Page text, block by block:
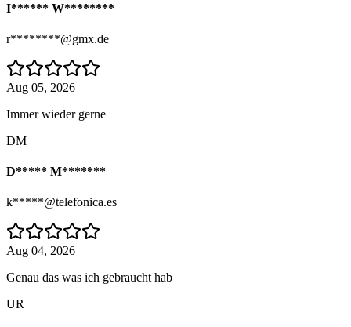
I****** W********
r********@gmx.de
Aug 05, 2026
Immer wieder gerne
DM
D***** M*******
k*****@telefonica.es
Aug 04, 2026
Genau das was ich gebraucht hab
UR